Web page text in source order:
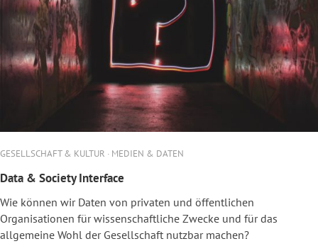
GESELLSCHAFT & KULTUR · MEDIEN & DATEN
Data & Society Interface
Wie können wir Daten von privaten und öffentlichen
Organisationen für wissenschaftliche Zwecke und für das
allgemeine Wohl der Gesellschaft nutzbar machen?